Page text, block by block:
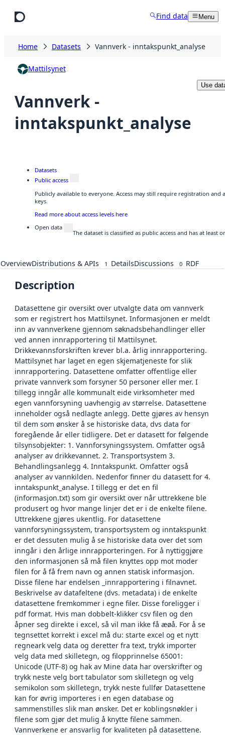
Find data Menu
Home Datasets Vannverk - inntakspunkt_analyse
Mattilsynet
Vannverk -
inntakspunkt_analyse
Use
Datasets
Public access
Publicly available to everyone. Access may still require registration
keys.
Read more about access levels here
Open data
The dataset is classified as public access and has at
OverviewDistributions & APIs 1 DetailsDiscussions 0 RDF
Description
Datasettene gir oversikt over utvalgte data om vannverk
som er registrert hos Mattilsynet. Informasjonen er meldt
inn av vannverkene gjennom søknadsbehandlinger eller
ved annen innrapportering til Mattilsynet.
Drikkevannsforskriften krever bl.a. årlig innrapportering.
Mattilsynet har laget en egen skjematjeneste for slik
innrapportering. Datasettene omfatter offentlige eller
private vannverk som forsyner 50 personer eller mer. I
tillegg inngår alle kommunalt eide virksomheter med
egen vannforsyning uavhengig av størrelse. Datasettene
inneholder også nedlagte anlegg. Dette gjøres av hensyn
til dem som ønsker å se historiske data, dvs data for
foregående år eller tidligere. Det er datasett for følgende
tilsynsobjekter: 1. Vannforsyningssystem. Omfatter også
analyser av drikkevannet. 2. Transportsystem 3.
Behandlingsanlegg 4. Inntakspunkt. Omfatter også
analyser av vannkilden. Nedenfor finner du datasett for 4.
inntakspunkt_analyse. I tillegg er det en fil
(informasjon.txt) som gir oversikt over når uttrekkene ble
produsert og hvor mange linjer det er i de enkelte filene.
Uttrekkene gjøres ukentlig. For datasettene
vannforsyningssystem, transportsystem og inntakspunkt
er det dessuten mulig å se historiske data over det som
inngår i den årlige innrapporteringen. For å nyttiggjøre
den informasjonen så må filen knyttes opp mot moder
filen for å få frem navn og annen statisk informasjon.
Disse filene har endelsen _innrapportering i filnavnet.
Beskrivelse av datafeltene (dvs. metadata) i de enkelte
datasettene fremkommer i egne filer. Disse foreligger i
pdf format. Hvis man dobbelt-klikker csv filen og den
åpner seg direkte i excel, så vil man ikke få æøå. For å se
tegnsettet korrekt i excel må du: starte excel og et nytt
regneark velg data og deretter fra text, trykk importer
velg data med skilletegn, og filopprinnelse 65001:
Unicode (UTF-8) og hak av Mine data har overskrifter og
trykk neste velg bort tabulator som skilletegn og velg
semikolon som skilletegn, trykk neste fullfør Datasettene
kan for øvrig importeres i en egen database og
sammenstilles slik man ønsker. Det er koblingsnøkler i
filene som gjør det mulig å knytte filene sammen.
Vannverkene er ansvarlig for kvaliteten på datasettene.